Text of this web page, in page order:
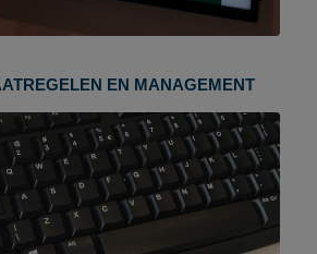
EN MANAGEMENT